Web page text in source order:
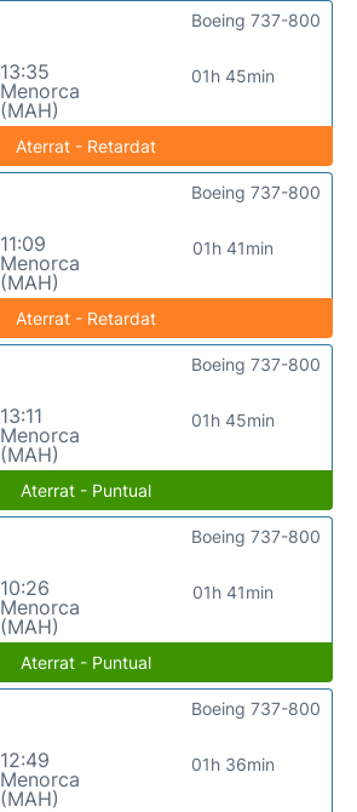
13:35
Menorca
(MAH)
01h 45min
Boeing 737-800
Aterrat - Retardat
11:09
Menorca
(MAH)
01h 41min
Boeing 737-800
Aterrat - Retardat
13:11
Menorca
(MAH)
01h 45min
Boeing 737-800
Aterrat - Puntual
10:26
Menorca
(MAH)
01h 41min
Boeing 737-800
Aterrat - Puntual
12:49
Menorca
(MAH)
01h 36min
Boeing 737-800